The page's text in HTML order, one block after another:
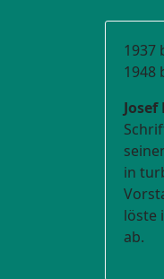
1937
1948
Josef
in
löste
ab.